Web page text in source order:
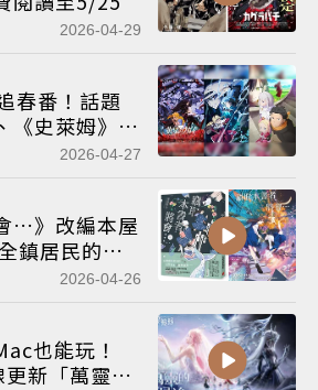
2026-04-29
春番！話題
史萊姆》
2026-04-27
…》改編本屋
鎮居民的
2026-04-26
也能玩！
新「萬靈的